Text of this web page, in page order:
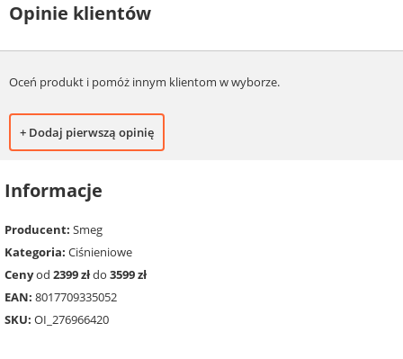
Opinie klientów
Oceń produkt i pomóż innym klientom w wyborze.
+ Dodaj pierwszą opinię
Informacje
Producent: Smeg
Kategoria: Ciśnieniowe
Cenyod 2399 złdo 3599 zł
EAN: 8017709335052
SKU: OI_276966420